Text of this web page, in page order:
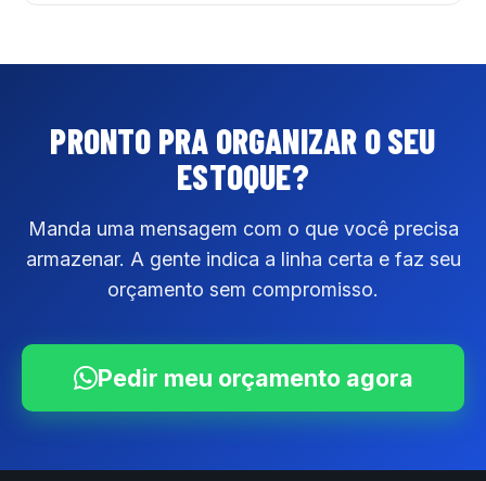
PRONTO PRA ORGANIZAR O SEU
ESTOQUE?
Manda uma mensagem com o que você precisa
armazenar. A gente indica a linha certa e faz seu
orçamento sem compromisso.
Pedir meu orçamento agora